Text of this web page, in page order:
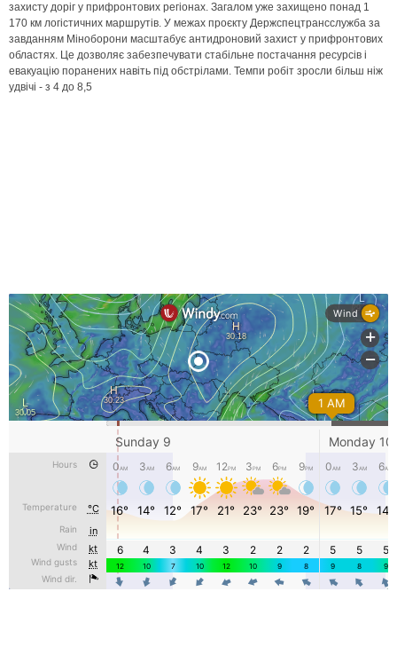
захисту доріг у прифронтових регіонах. Загалом уже захищено понад 1
170 км логістичних маршрутів. У межах проєкту Держспецтрансслужба за
завданням Міноборони масштабує антидроновий захист у прифронтових
областях. Це дозволяє забезпечувати стабільне постачання ресурсів і
евакуацію поранених навіть під обстрілами. Темпи робіт зросли більш ніж
удвічі - з 4 до 8,5